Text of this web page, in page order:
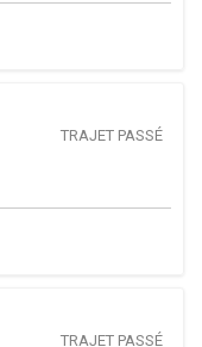
TRAJET PASSÉ
TRAJET PASSÉ